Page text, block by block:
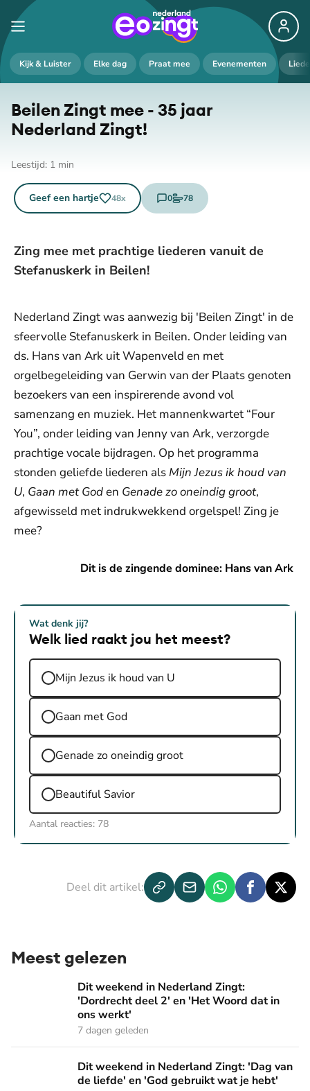
Kijk & Luister Elke dag Praat mee Evenementen
De weergave van deze video vereist jouw
toestemming voor social media cookies.
Beilen Zingt mee - 35 jaar
Nederland Zingt!
Leestijd: 1 min
Geef een hartje 48x 0
reacties
78
stemmen
Zing mee met prachtige liederen vanuit de
Stefanuskerk in Beilen!
Nederland Zingt was aanwezig bij 'Beilen Zingt' in de
sfeervolle Stefanuskerk in Beilen. Onder leiding van
ds. Hans van Ark uit Wapenveld en met
orgelbegeleiding van Gerwin van der Plaats genoten
bezoekers van een inspirerende avond vol
samenzang en muziek. Het mannenkwartet “Four
You”, onder leiding van Jenny van Ark, verzorgde
prachtige vocale bijdragen. Op het programma
stonden geliefde liederen als Mijn Jezus ik houd van
U, Gaan met Goden Genade zo oneindig groot,
afgewisseld met indrukwekkend orgelspel! Zing je
mee?
Dit is de zingende dominee: Hans van Ark
Dit is de zingende dominee: Hans van Ark
Wat denk jij?
Welk lied raakt jou het meest?
Mijn Jezus ik houd van U
Gaan met God
Genade zo oneindig groot
Beautiful Savior
Aantal reacties: 78
Deel dit artikel:
Meest gelezen
Dit weekend in Nederland Zingt: 'Dordrecht deel 2' en
Dit weekend in Nederland Zingt:
'Dordrecht deel 2' en 'Het Woord dat in
ons werkt'
7 dagen geleden
Dit weekend in Nederland Zingt: 'Dag van de liefde' en
Dit weekend in Nederland Zingt: 'Dag van
de liefde' en 'God gebruikt wat je hebt'